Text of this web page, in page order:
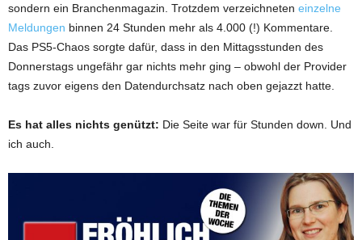
sondern ein Branchenmagazin. Trotzdem verzeichneten einzelne
Meldungen binnen 24 Stunden mehr als 4.000 (!) Kommentare.
Das PS5-Chaos sorgte dafür, dass in den Mittagsstunden des
Donnerstags ungefähr gar nichts mehr ging – obwohl der Provider
tags zuvor eigens den Datendurchsatz nach oben gejazzt hatte.
Es hat alles nichts genützt: Die Seite war für Stunden down. Und
ich auch.